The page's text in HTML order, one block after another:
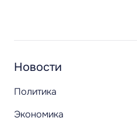
Новости
Политика
Экономика